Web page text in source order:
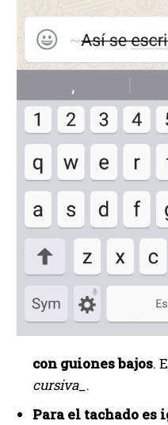
con guiones bajos.
cursiva_ .
Para el tachado es